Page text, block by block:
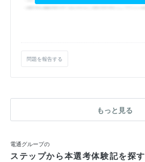
問題を報告する
もっと見る
電通グループの
ステップから本選考体験記を探す